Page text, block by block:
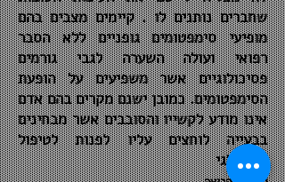
שחברים נותנים לו . קיימים מצבים בהם
מופיעי סימפטומים גופניים ללא הסבר
רפואי ועולה השערה לגבי גורמים
פסיכולוגיים אשר משפיעים על הופעת
הסימפטומים. כמובן ישנם מקרים בהם אדם
אינו מודע לקשייו והסובבים אשר מבחינים
בבעייה לוחצים עליו לפנות לטיפול
פסיכולגי